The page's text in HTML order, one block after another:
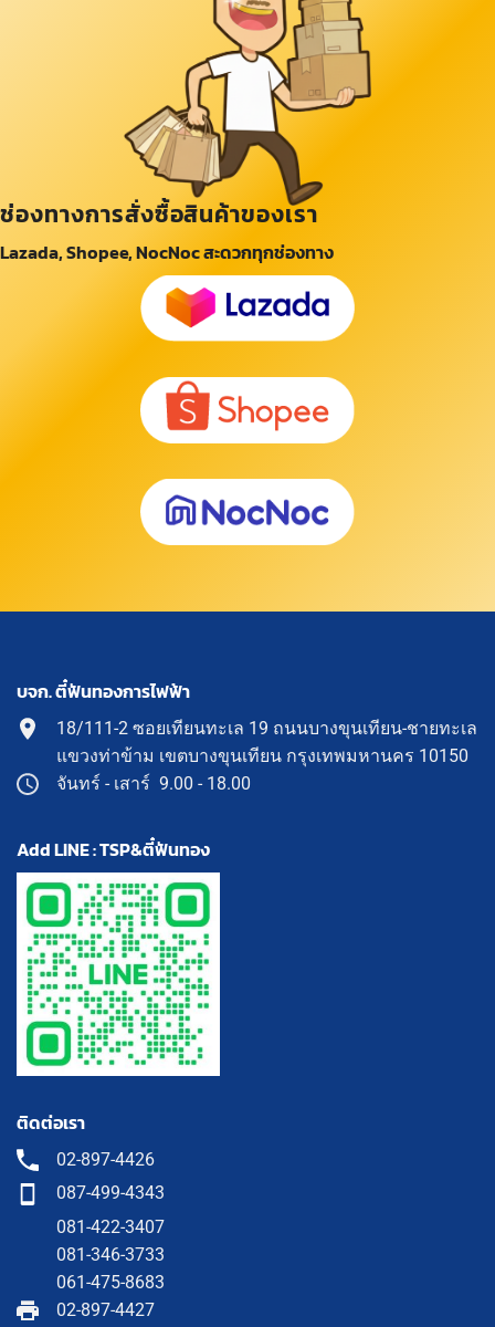
ช่องทางการสั่งซื้อสินค้าของเรา
Lazada, Shopee, NocNoc สะดวกทุกช่องทาง
บจก. ตี๋ฟันทองการไฟฟ้า
18/111-2 ซอยเทียนทะเล 19 ถนนบางขุนเทียน-ชายทะเล
แขวงท่าข้าม เขตบางขุนเทียน กรุงเทพมหานคร 10150
จันทร์ - เสาร์ 9.00 - 18.00
Add LINE : TSP&ตี๋ฟันทอง
ติดต่อเรา
02-897-4426
087-499-4343
081-422-3407
081-346-3733
061-475-8683
02-897-4427